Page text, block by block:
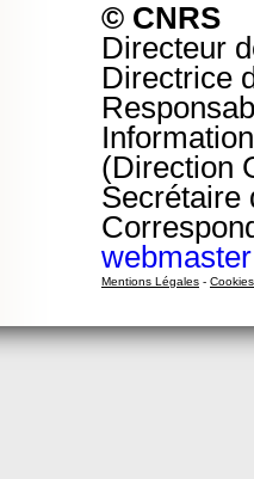
© CNRS
Directeur
Directrice
(Direction
Secrétaire
Mentions Légales - Cookies